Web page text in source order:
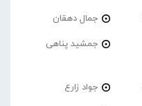
جمال دهقان
جمشید پناهی
جواد زارع